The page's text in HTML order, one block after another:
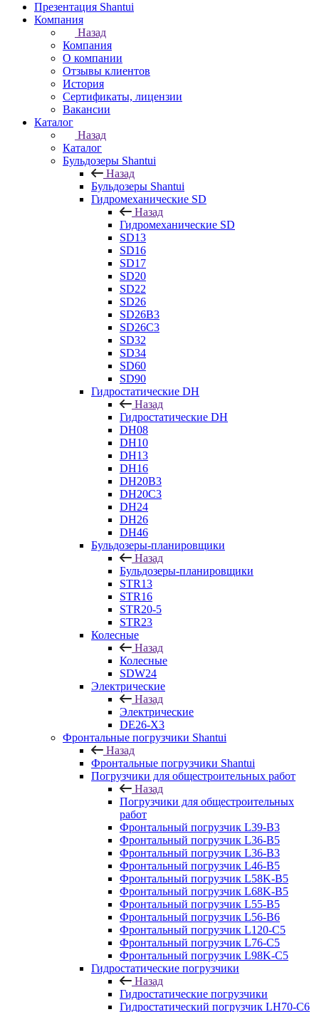
Презентация Shantui
Компания
Назад
Компания
О компании
Отзывы клиентов
История
Сертификаты, лицензии
Вакансии
Каталог
Назад
Каталог
Бульдозеры Shantui
Назад
Бульдозеры Shantui
Гидромеханические SD
Назад
Гидромеханические SD
SD13
SD16
SD17
SD20
SD22
SD26
SD26B3
SD26C3
SD32
SD34
SD60
SD90
Гидростатические DH
Назад
Гидростатические DH
DH08
DH10
DH13
DH16
DH20B3
DH20C3
DH24
DH26
DH46
Бульдозеры-планировщики
Назад
Бульдозеры-планировщики
STR13
STR16
STR20-5
STR23
Колесные
Назад
Колесные
SDW24
Электрические
Назад
Электрические
DE26-X3
Фронтальные погрузчики Shantui
Назад
Фронтальные погрузчики Shantui
Погрузчики для общестроительных работ
Назад
Погрузчики для общестроительных
работ
Фронтальный погрузчик L39-B3
Фронтальный погрузчик L36-B5
Фронтальный погрузчик L36-B3
Фронтальный погрузчик L46-B5
Фронтальный погрузчик L58K-B5
Фронтальный погрузчик L68K-B5
Фронтальный погрузчик L55-B5
Фронтальный погрузчик L56-B6
Фронтальный погрузчик L120-С5
Фронтальный погрузчик L76-С5
Фронтальный погрузчик L98K-C5
Гидростатические погрузчики
Назад
Гидростатические погрузчики
Гидростатический погрузчик LH70-C6